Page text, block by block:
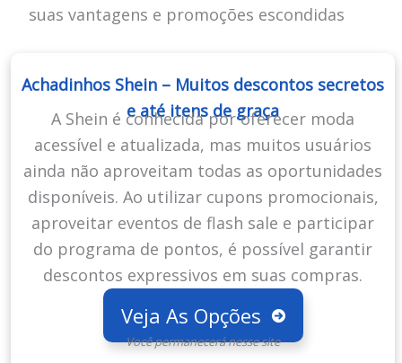
suas vantagens e promoções escondidas
Achadinhos Shein – Muitos descontos secretos
e até itens de graça
A Shein é conhecida por oferecer moda
acessível e atualizada, mas muitos usuários
ainda não aproveitam todas as oportunidades
disponíveis. Ao utilizar cupons promocionais,
aproveitar eventos de flash sale e participar
do programa de pontos, é possível garantir
descontos expressivos em suas compras.
Veja As Opções
Você permanecerá nesse site